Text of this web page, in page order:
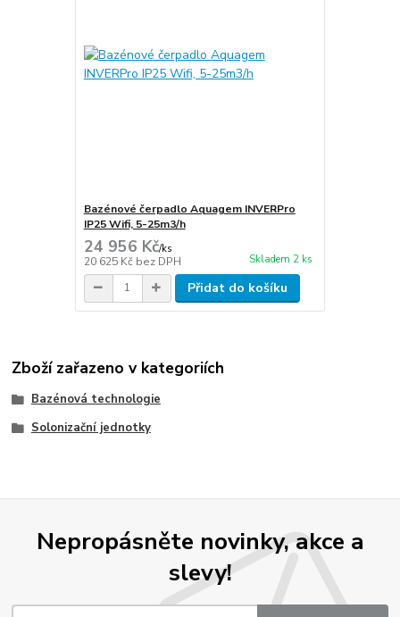
Bazénové čerpadlo Aquagem INVERPro
IP25 Wifi, 5-25m3/h
24 956 Kč/ks
20 625 Kč bez DPH Skladem 2 ks
Přidat do košíku
Zboží zařazeno v kategoriích
Bazénová technologie
Solonizační jednotky
Nepropásněte novinky, akce a
slevy!